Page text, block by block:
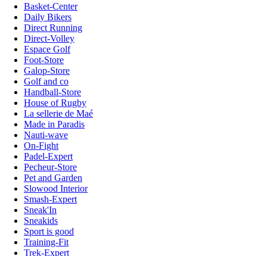
Basket-Center
Daily Bikers
Direct Running
Direct-Volley
Espace Golf
Foot-Store
Galop-Store
Golf and co
Handball-Store
House of Rugby
La sellerie de Maé
Made in Paradis
Nauti-wave
On-Fight
Padel-Expert
Pecheur-Store
Pet and Garden
Slowood Interior
Smash-Expert
Sneak'In
Sneakids
Sport is good
Training-Fit
Trek-Expert